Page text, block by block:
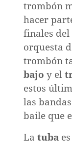
trombón
hacer
finales del
orquesta
trombón
bajo y el
estos
las
baile que
La tuba